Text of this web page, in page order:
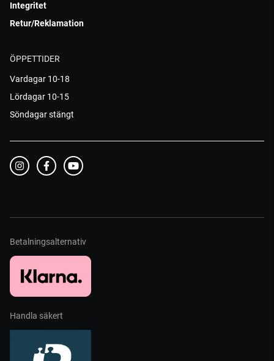
Integritet
Retur/Reklamation
ÖPPETTIDER
Vardagar 10-18
Lördagar 10-15
Söndagar stängt
Betalningsalternativ
Handla säkert